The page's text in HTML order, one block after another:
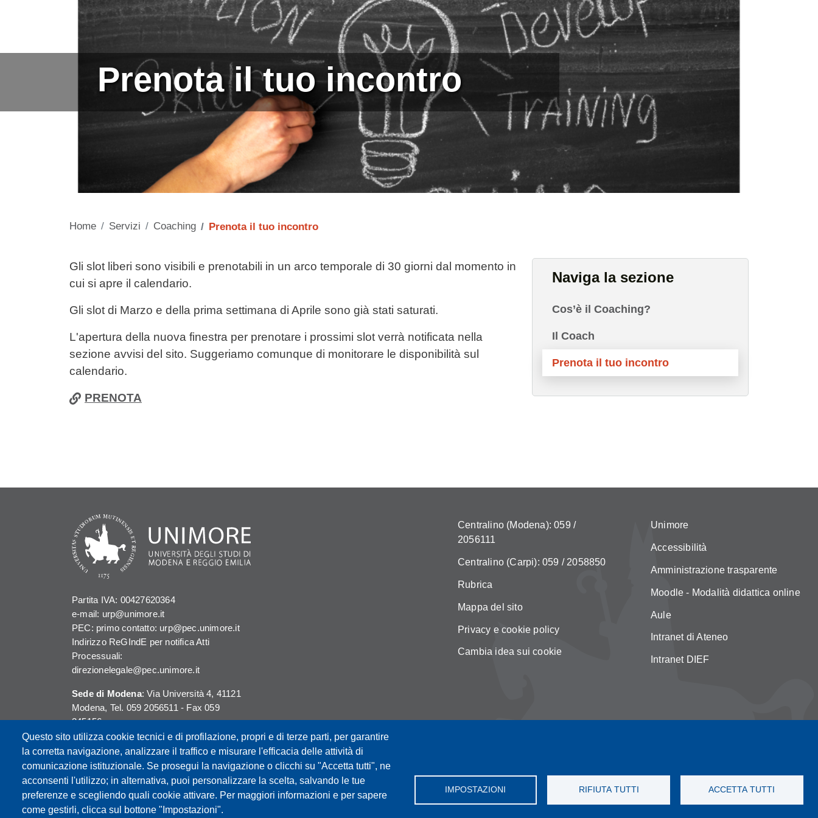
Prenota il tuo incontro
Home Servizi Coaching Prenota il tuo incontro
Contenuto
Gli slot liberi sono visibili e prenotabili in un arco temporale di 30 giorni dal momento in
cui si apre il calendario.
Gli slot di Marzo e della prima settimana di Aprile sono già stati saturati.
L'apertura della nuova finestra per prenotare i prossimi slot verrà notificata nella
sezione avvisi del sito. Suggeriamo comunque di monitorare le disponibilità sul
calendario.
PRENOTA
Naviga la sezione
Cos’è il Coaching?
Il Coach
Prenota il tuo incontro
Questo sito utilizza cookie tecnici e di profilazione, propri e di terze parti, per garantire
la corretta navigazione, analizzare il traffico e misurare l'efficacia delle attività di
comunicazione istituzionale. Se prosegui la navigazione o clicchi su "Accetta tutti", ne
acconsenti l'utilizzo; in alternativa, puoi personalizzare la scelta, salvando le tue
preferenze e scegliendo quali cookie attivare. Per maggiori informazioni e per sapere
come gestirli, clicca sul bottone "Impostazioni".
IMPOSTAZIONI RIFIUTA TUTTI ACCETTA TUTTI
Partita IVA: 00427620364
e-mail: urp@unimore.it
PEC: primo contatto: urp@pec.unimore.it
Indirizzo ReGIndE per notifica Atti
Processuali:
direzionelegale@pec.unimore.it
Sede di Modena: Via Università 4, 41121
Modena, Tel. 059 2056511 - Fax 059
245156
Sede di Reggio Emilia
: Viale A. Allegri 9,
42121 Reggio Emilia, Tel. 0522 523041 -
Centralino (Modena): 059 /
2056111
Centralino (Carpi): 059 / 2058850
Rubrica
Mappa del sito
Privacy e cookie policy
Cambia idea sui cookie
Unimore
Accessibilità
Amministrazione trasparente
Moodle - Modalità didattica online
Aule
Intranet di Ateneo
Intranet DIEF